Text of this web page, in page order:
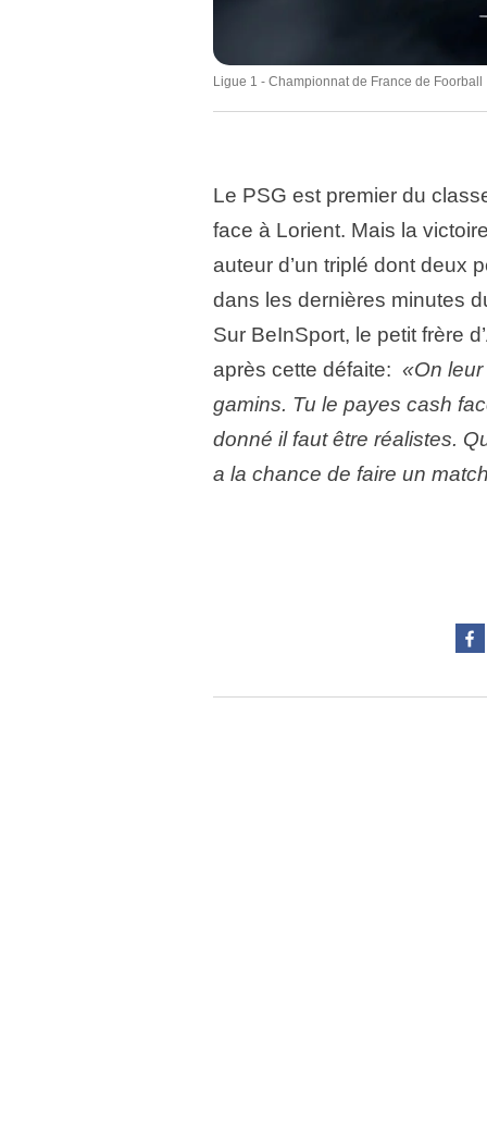
Ligue 1 - Championnat de France de Foorball
Le PSG est premier du
face à Lorient. Mais la
auteur d’un triplé dont deux
dans les dernières minutes
Sur BeInSport, le petit frère
après cette défaite: «On
gamins. Tu le payes cash
donné il faut être réalistes.
a la chance de faire un